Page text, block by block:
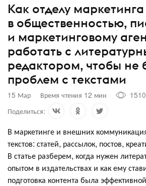
Как отделу
в общественностью,
и маркетинговому
работать с
редактором, чтобы не
проблем с текстами
15 Мар Время чтения 12 мин
1510
Поделиться:
В маркетинге и внешних
текстов: статей, рассылок, постов,
В статье разберем, когда нужен
опытом в издательствах и как ему
подготовка контента была